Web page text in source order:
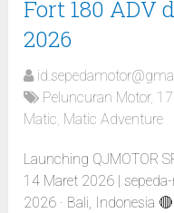
Fort 180 ADV
2026
Peluncuran Motor,
Matic, Matic Adventure
Launching QJMOTOR
14 Maret 2026 |
2026 · Bali, Indonesia